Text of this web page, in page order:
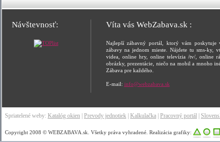
Návštevnosť: Víta vás WebZabava.sk :
Najlepší zábavný portál, ktorý vám poskytuje
zábavy na jednom mieste. Nájdete tu sms-ky,
videa, online hry, online televízia /tv/, online
obrázky, prezentácie, niečo na mobil a mnoho
Zábava pre každého.
E-mail: info@webzabava.sk
Spriatelené weby: Katalóg okien Prevody jednotiek Kalkulačka Pracovný portál
Copyright 2008 © WEBZABAVA.sk. Všetky práva vyhradené. Realizácia grafiky: